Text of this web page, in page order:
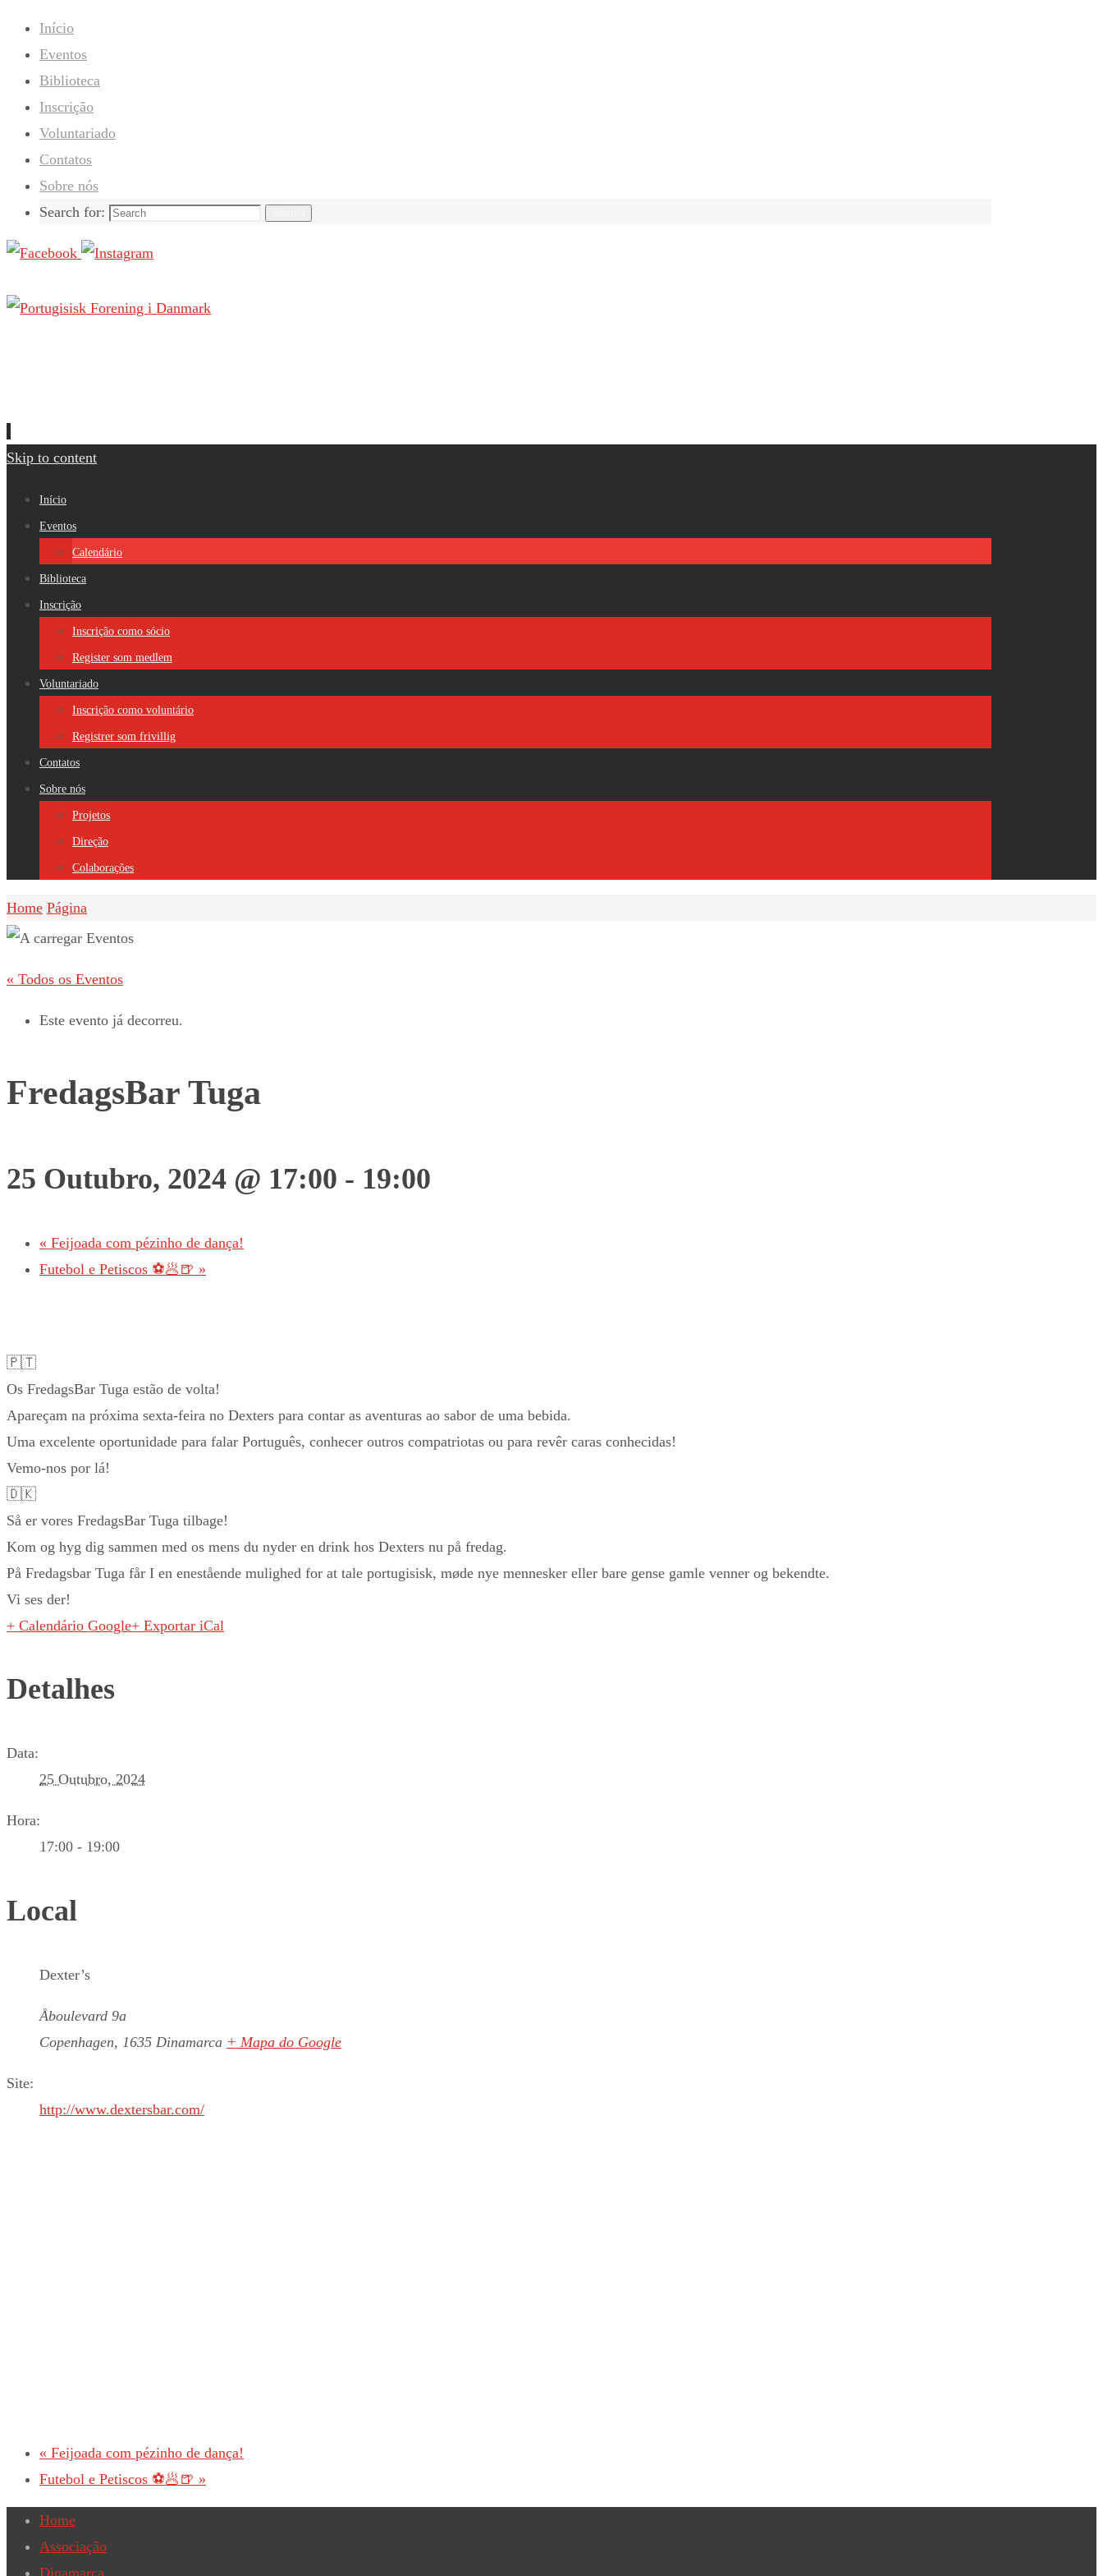
Início
Eventos
Biblioteca
Inscrição
Voluntariado
Contatos
Sobre nós
Search for:
Skip to content
Início
Eventos
Calendário
Biblioteca
Inscrição
Inscrição como sócio
Register som medlem
Voluntariado
Inscrição como voluntário
Registrer som frivillig
Contatos
Sobre nós
Projetos
Direção
Colaborações
Home Página
« Todos os Eventos
Este evento já decorreu.
FredagsBar Tuga
25 Outubro, 2024 @ 17:00 - 19:00
« Feijoada com pézinho de dança!
Futebol e Petiscos ⚽️🥟🍺 »
🇵🇹
Os FredagsBar Tuga estão de volta!
Apareçam na próxima sexta-feira no Dexters para contar as aventuras ao sabor de uma bebida.
Uma excelente oportunidade para falar Português, conhecer outros compatriotas ou para revêr caras conhecidas!
Vemo-nos por lá!
🇩🇰
Så er vores FredagsBar Tuga tilbage!
Kom og hyg dig sammen med os mens du nyder en drink hos Dexters nu på fredag.
På Fredagsbar Tuga får I en enestående mulighed for at tale portugisisk, møde nye mennesker eller bare gense gamle venner og bekendte.
Vi ses der!
+ Calendário Google+ Exportar iCal
Detalhes
Data:
25 Outubro, 2024
Hora:
17:00 - 19:00
Local
Dexter’s
Åboulevard 9a
Copenhagen, 1635 Dinamarca + Mapa do Google
Site:
http://www.dextersbar.com/
« Feijoada com pézinho de dança!
Futebol e Petiscos ⚽️🥟🍺 »
Home
Associação